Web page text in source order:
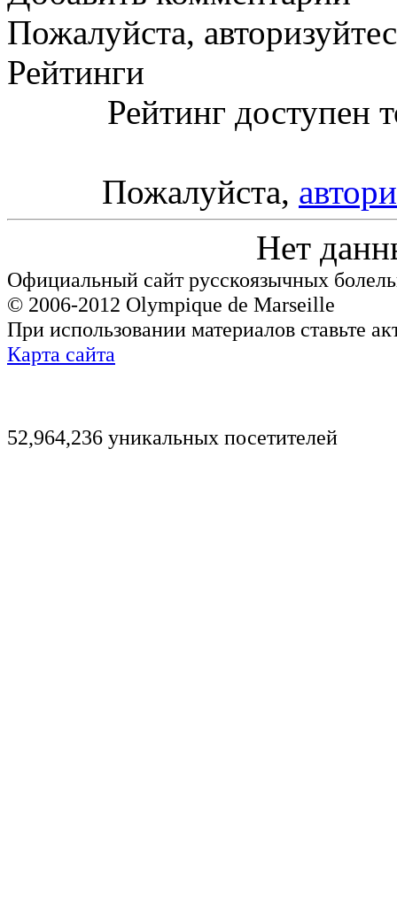
Пожалуйста,
Рейтинги
Рейтинг доступен
Пожалуйста,
Нет
Официальный сайт русскоязычных
© 2006-2012 Olympique de Marseille
При использовании материалов ставьте
Карта сайта
52,964,236 уникальных посетителей